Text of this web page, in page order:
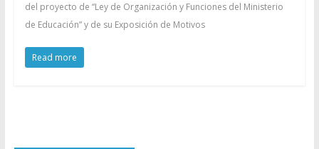
del proyecto de “Ley de Organización y Funciones del Ministerio
de Educación” y de su Exposición de Motivos
Read more